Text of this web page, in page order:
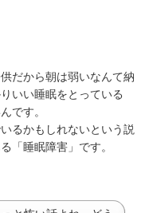
だから朝は弱いなんて納
いい睡眠をとっている
です。
るかもしれないという説
「睡眠障害」です。